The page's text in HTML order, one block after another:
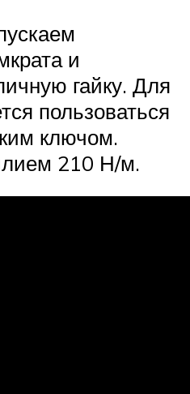
и
гайку. Для
пользоваться
ключом.
210 Н/м.